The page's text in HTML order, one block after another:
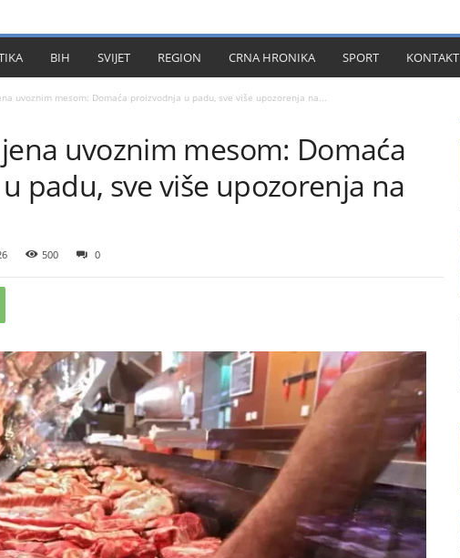
BIH SVIJET REGION CRNA HRONIKA SPORT KONTAKT
uvoznim mesom: Domaća proizvodnja u padu, sve više upozorenja na...
uvoznim mesom: Domaća
padu, sve više upozorenja na
500 0